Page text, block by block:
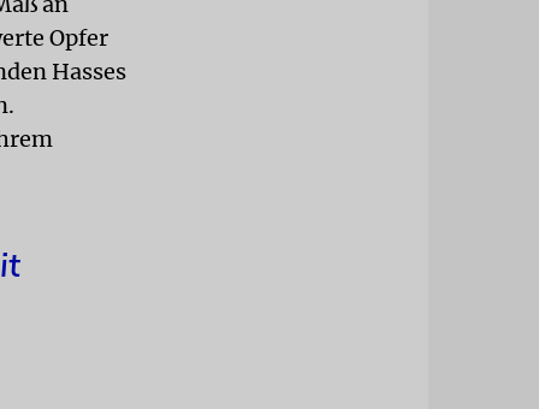
Opfer
Hasses